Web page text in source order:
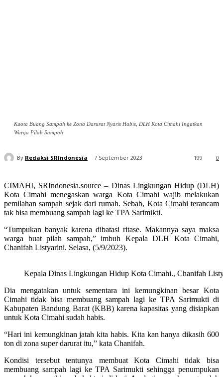
Kuota Buang Sampah ke Zona Darurat Nyaris Habis, DLH Kota Cimahi Ingatkan
Warga Pilah Sampah
By Redaksi SRIndonesia 7 September 2023 0
199
CIMAHI, SRIndonesia.source – Dinas Lingkungan Hidup (DLH)
Kota Cimahi menegaskan warga Kota Cimahi wajib melakukan
pemilahan sampah sejak dari rumah. Sebab, Kota Cimahi terancam
tak bisa membuang sampah lagi ke TPA Sarimikti.
“Tumpukan banyak karena dibatasi ritase. Makannya saya maksa
warga buat pilah sampah,” imbuh Kepala DLH Kota Cimahi,
Chanifah Listyarini. Selasa, (5/9/2023).
Kepala Dinas Lingkungan Hidup Kota Cimahi., Chanifah
Dia mengatakan untuk sementara ini kemungkinan besar Kota
Cimahi tidak bisa membuang sampah lagi ke TPA Sarimukti di
Kabupaten Bandung Barat (KBB) karena kapasitas yang disiapkan
untuk Kota Cimahi sudah habis.
“Hari ini kemungkinan jatah kita habis. Kita kan hanya dikasih 600
ton di zona super darurat itu,” kata Chanifah.
Kondisi tersebut tentunya membuat Kota Cimahi tidak bisa
membuang sampah lagi ke TPA Sarimukti sehingga penumpukan